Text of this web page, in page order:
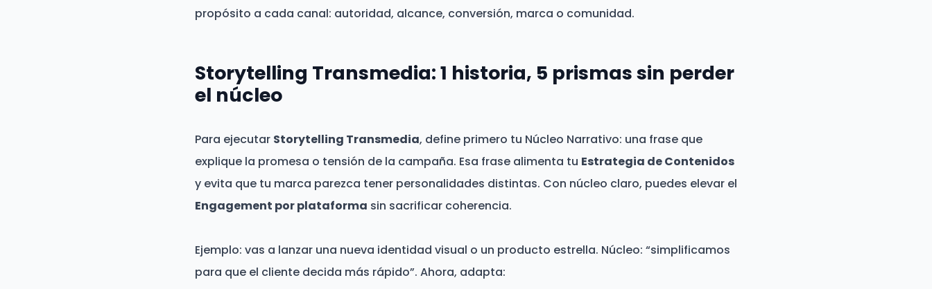
propósito a cada canal: autoridad, alcance, conversión, marca o comunidad.
Storytelling Transmedia: 1 historia, 5 prismas sin perder
el núcleo
Para ejecutar Storytelling Transmedia, define primero tu Núcleo Narrativo: una frase que
explique la promesa o tensión de la campaña. Esa frase alimenta tu Estrategia de Contenidos
y evita que tu marca parezca tener personalidades distintas. Con núcleo claro, puedes elevar el
Engagement por plataforma sin sacrificar coherencia.
Ejemplo: vas a lanzar una nueva identidad visual o un producto estrella. Núcleo: “simplificamos
para que el cliente decida más rápido”. Ahora, adapta: